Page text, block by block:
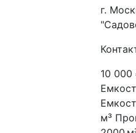
г.
10 000
м³